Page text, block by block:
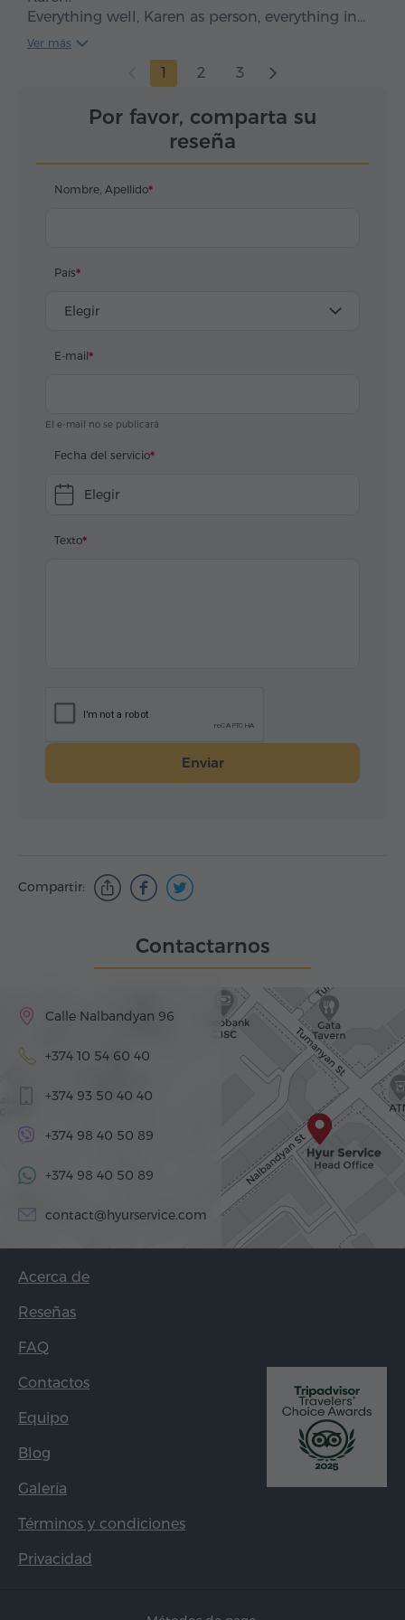
Everything well, Karen as person, everything in
time, clean car, smooth drive. We enjoyed, five
Ver más
1 2 3
Por favor, comparta su
reseña
Nombre, Apellido
País
Elegir
E-mail
El e-mail no se publicará
Fecha del servicio
Elegir
Texto
Enviar
Compartir:
Contactarnos
Calle Nalbandyan 96
+374 10 54 60 40
+374 93 50 40 40
+374 98 40 50 89
+374 98 40 50 89
contact@hyurservice.com
Acerca de
Reseñas
FAQ
Contactos
Equipo
Blog
Galería
Términos y condiciones
Privacidad